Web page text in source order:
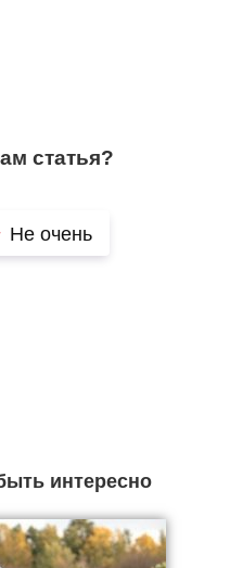
статья?
Не очень
интересно